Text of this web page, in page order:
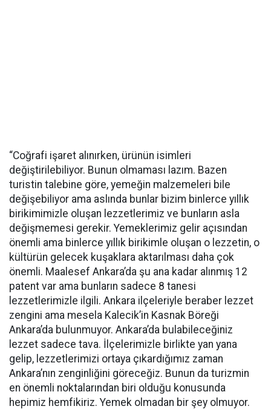
“Coğrafi işaret alınırken, ürünün isimleri
değiştirilebiliyor. Bunun olmaması lazım. Bazen
turistin talebine göre, yemeğin malzemeleri bile
değişebiliyor ama aslında bunlar bizim binlerce yıllık
birikimimizle oluşan lezzetlerimiz ve bunların asla
değişmemesi gerekir. Yemeklerimiz gelir açısından
önemli ama binlerce yıllık birikimle oluşan o lezzetin, o
kültürün gelecek kuşaklara aktarılması daha çok
önemli. Maalesef Ankara’da şu ana kadar alınmış 12
patent var ama bunların sadece 8 tanesi
lezzetlerimizle ilgili. Ankara ilçeleriyle beraber lezzet
zengini ama mesela Kalecik’in Kasnak Böreği
Ankara’da bulunmuyor. Ankara’da bulabileceğiniz
lezzet sadece tava. İlçelerimizle birlikte yan yana
gelip, lezzetlerimizi ortaya çıkardığımız zaman
Ankara’nın zenginliğini göreceğiz. Bunun da turizmin
en önemli noktalarından biri olduğu konusunda
hepimiz hemfikiriz. Yemek olmadan bir şey olmuyor.